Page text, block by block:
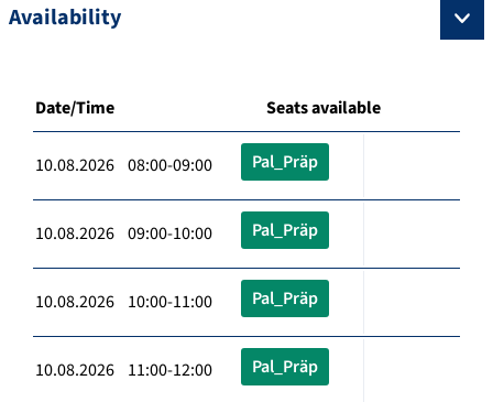
Availability
Date/Time Seats available
10.08.2026 08:00-09:00 Pal_Präp
10.08.2026 09:00-10:00 Pal_Präp
10.08.2026 10:00-11:00 Pal_Präp
10.08.2026 11:00-12:00 Pal_Präp